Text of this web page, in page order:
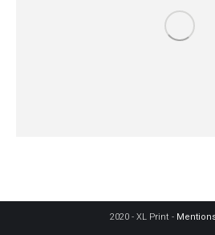
2020 - XL Print -